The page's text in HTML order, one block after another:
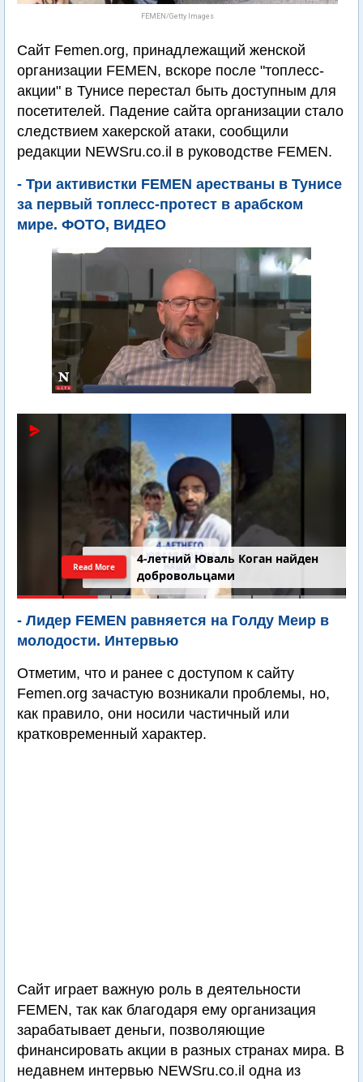
FEMEN/Getty Images
Сайт Femen.org, принадлежащий женской
организации FEMEN, вскоре после "топлесс-
акции" в Тунисе перестал быть доступным для
посетителей. Падение сайта организации стало
следствием хакерской атаки, сообщили
редакции NEWSru.co.il в руководстве FEMEN.
- Три активистки FEMEN арестваны в Тунисе
за первый топлесс-протест в арабском
мире. ФОТО, ВИДЕО
4-летний Юваль Коган найден
добровольцами
Read More
- Лидер FEMEN равняется на Голду Меир в
молодости. Интервью
Отметим, что и ранее с доступом к сайту
Femen.org зачастую возникали проблемы, но,
как правило, они носили частичный или
кратковременный характер.
Сайт играет важную роль в деятельности
FEMEN, так как благодаря ему организация
зарабатывает деньги, позволяющие
финансировать акции в разных странах мира. В
недавнем интервью NEWSru.co.il одна из